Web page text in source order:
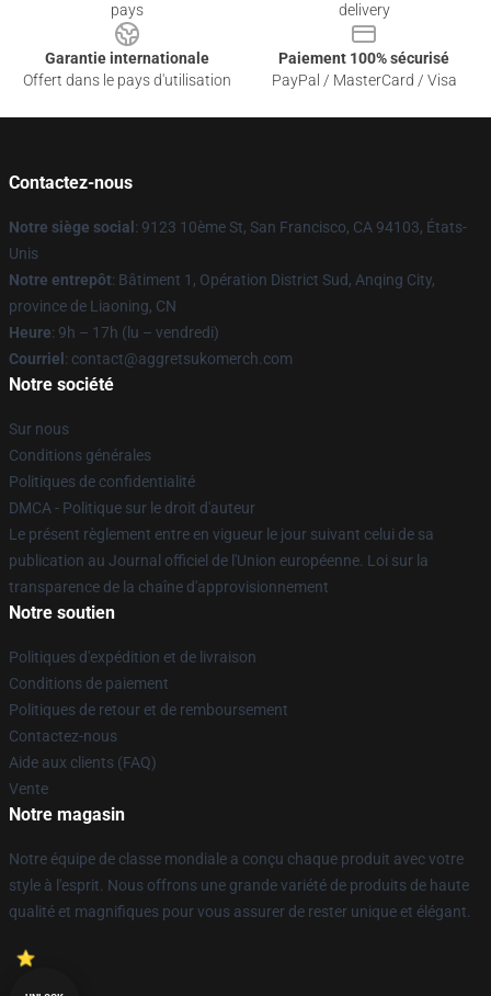
pays
delivery
Garantie internationale
Offert dans le pays d'utilisation
Paiement 100% sécurisé
PayPal / MasterCard / Visa
Contactez-nous
Notre siège social : 9123 10ème St, San Francisco, CA 94103, États-
Unis
Notre entrepôt: Bâtiment 1, Opération District Sud, Anqing City,
province de Liaoning, CN
Heure: 9h – 17h (lu – vendredi)
Courriel : contact@aggretsukomerch.com
Notre société
Sur nous
Conditions générales
Politiques de confidentialité
DMCA - Politique sur le droit d'auteur
Le présent règlement entre en vigueur le jour suivant celui de sa
publication au Journal officiel de l'Union européenne. Loi sur la
transparence de la chaîne d'approvisionnement
Notre soutien
Politiques d'expédition et de livraison
Conditions de paiement
Politiques de retour et de remboursement
Contactez-nous
Aide aux clients (FAQ)
Vente
Notre magasin
Notre équipe de classe mondiale a conçu chaque produit avec votre
style à l'esprit. Nous offrons une grande variété de produits de haute
qualité et magnifiques pour vous assurer de rester unique et élégant.